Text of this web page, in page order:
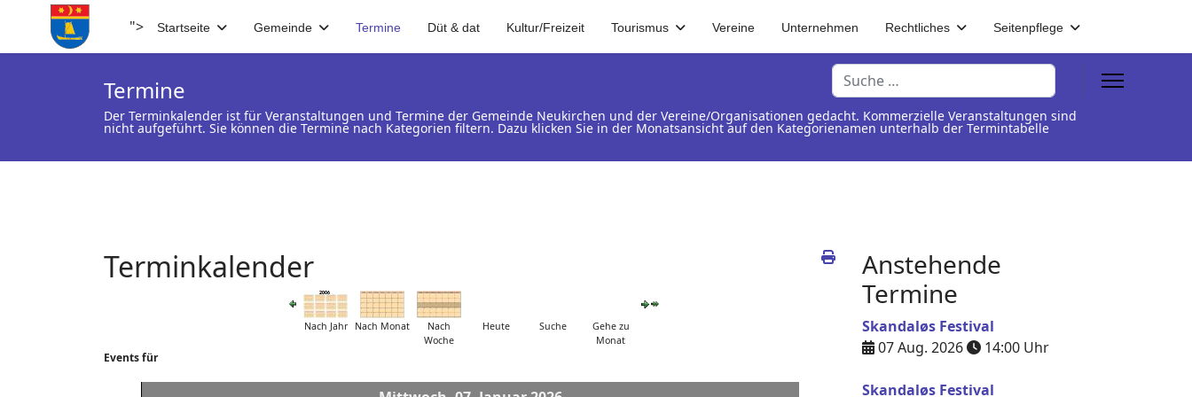
"> Startseite Gemeinde Termine Düt & dat Kultur/Freizeit Tourismus Vereine Unternehmen Rechtliches Seitenpflege
Suchen
Termine
Der Terminkalender ist für Veranstaltungen und Termine der Gemeinde Neukirchen und der Vereine/Organisationen gedacht. Kommerzielle Veranstaltungen sind
nicht aufgeführt. Sie können die Termine nach Kategorien filtern. Dazu klicken Sie in der Monatsansicht auf den Kategorienamen unterhalb der Termintabelle
Terminkalender
Nach Jahr Nach Monat
Nach
Woche
Heute Suche
Gehe zu
Monat
Events für
Anstehende
Termine
Skandaløs Festival
07 Aug. 2026
14:00 Uhr
Skandaløs Festival